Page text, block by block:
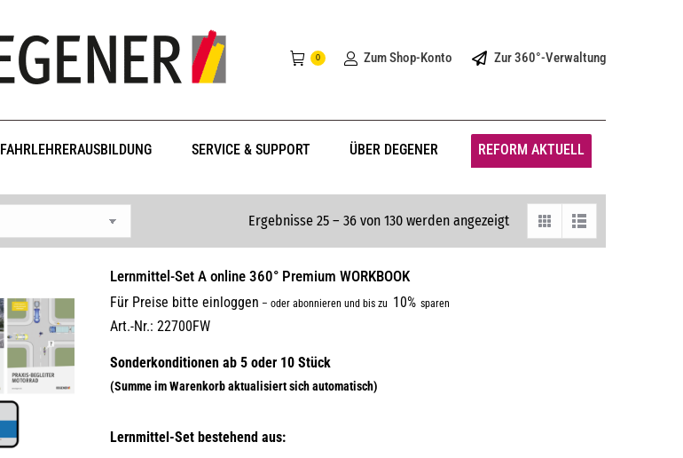
0 Zum Shop-Konto Zur 360°-Verwaltung
FAHRLEHRERAUSBILDUNG SERVICE & SUPPORT ÜBER DEGENER REFORM AKTUELL
Ergebnisse 25 – 36 von 130 werden angezeigt
Lernmittel-Set A online 360° Premium WORKBOOK
Für Preise bitte einloggen – oder abonnieren und bis zu 10% sparen
Art.-Nr.: 22700FW
Lernmittel-Set bestehend aus: